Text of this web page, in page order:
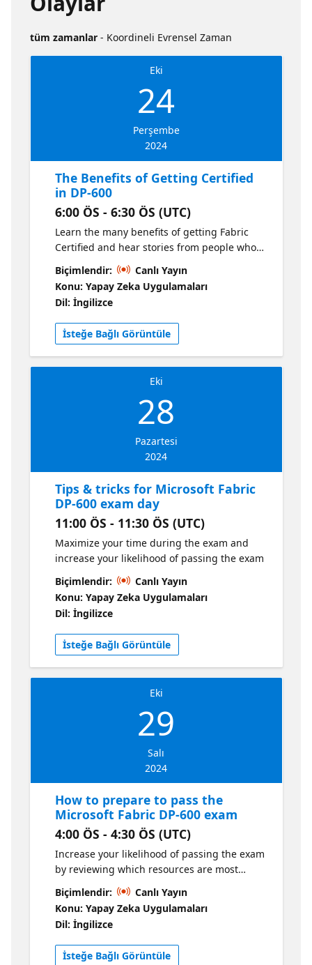
tüm zamanlar - Koordineli Evrensel Zaman
Eki
24
Perşembe
2024
The Benefits of Getting Certified
in DP-600
6:00 ÖS - 6:30 ÖS (UTC)
Learn the many benefits of getting Fabric
Certified and hear stories from people who
have shifted their career through their
Fabric Certification.
Biçimlendir:
Canlı Yayın
Konu: Yapay Zeka Uygulamaları
Dil: İngilizce
İsteğe Bağlı Görüntüle
Eki
28
Pazartesi
2024
Tips & tricks for Microsoft Fabric
DP-600 exam day
11:00 ÖS - 11:30 ÖS (UTC)
Maximize your time during the exam and
increase your likelihood of passing the exam
Biçimlendir:
Canlı Yayın
Konu: Yapay Zeka Uygulamaları
Dil: İngilizce
İsteğe Bağlı Görüntüle
Eki
29
Salı
2024
How to prepare to pass the
Microsoft Fabric DP-600 exam
4:00 ÖS - 4:30 ÖS (UTC)
Increase your likelihood of passing the exam
by reviewing which resources are most
effective for preparing. Learn from people
who have studied for and passed the exam.
Biçimlendir:
Canlı Yayın
Konu: Yapay Zeka Uygulamaları
Dil: İngilizce
İsteğe Bağlı Görüntüle